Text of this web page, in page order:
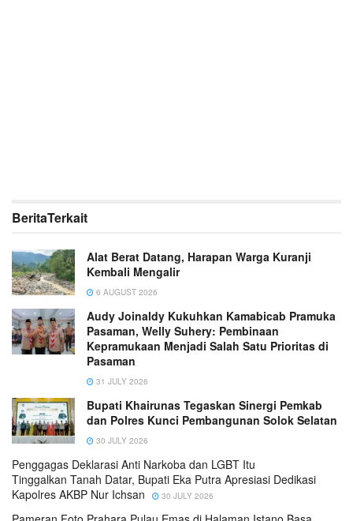
BeritaTerkait
Alat Berat Datang, Harapan Warga Kuranji
Kembali Mengalir
6 AUGUST 2026
Audy Joinaldy Kukuhkan Kamabicab Pramuka
Pasaman, Welly Suhery: Pembinaan
Kepramukaan Menjadi Salah Satu Prioritas di
Pasaman
31 JULY 2026
Bupati Khairunas Tegaskan Sinergi Pemkab
dan Polres Kunci Pembangunan Solok Selatan
30 JULY 2026
Penggagas Deklarasi Anti Narkoba dan LGBT Itu
Tinggalkan Tanah Datar, Bupati Eka Putra Apresiasi Dedikasi
Kapolres AKBP Nur Ichsan
30 JULY 2026